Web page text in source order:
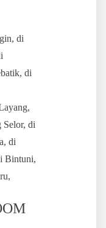
di
di
Selor, di
di
Bintuni,